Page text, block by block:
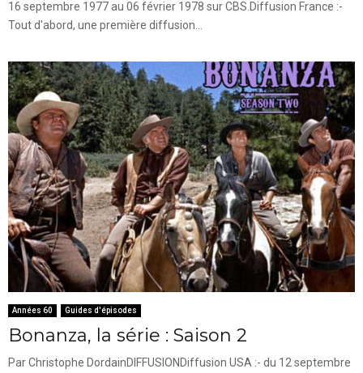
16 septembre 1977 au 06 février 1978 sur CBS.Diffusion France :-
Tout d'abord, une première diffusion...
Années 60 Guides d'épisodes
Bonanza, la série : Saison 2
Par Christophe DordainDIFFUSIONDiffusion USA :- du 12 septembre